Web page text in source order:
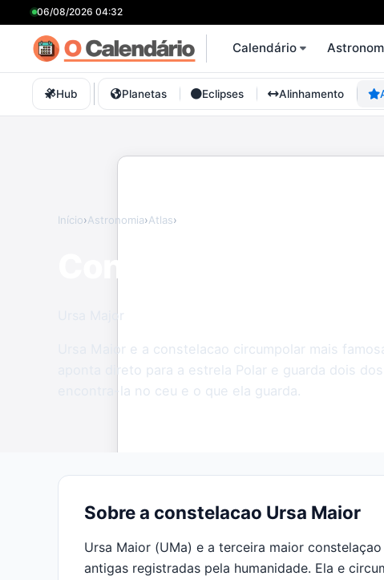
06/08/2026 04:32
Calendário
Hub Planetas Eclipses Alinhamento
Início›Astronomia›Atlas›
Constelação Ursa
Ursa Major
Ursa Maior e a constelacao circumpolar mais
aponta direto para a estrela Polar e guarda dois
encontra-la no ceu e o que ela guarda.
Sobre a constelacao Ursa Maior
Ursa Maior (UMa) e a terceira maior
antigas registradas pela humanidade. Ela e